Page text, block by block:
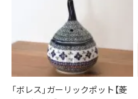
「ボレス」ガーリックポット【菱